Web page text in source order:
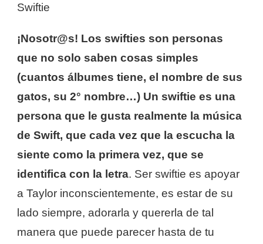
Swiftie
¡Nosotr@s! Los swifties son personas
que no solo saben cosas simples
(cuantos álbumes tiene, el nombre de sus
gatos, su 2° nombre…) Un swiftie es una
persona que le gusta realmente la música
de Swift, que cada vez que la escucha la
siente como la primera vez, que se
identifica con la letra. Ser swiftie es apoyar
a Taylor inconscientemente, es estar de su
lado siempre, adorarla y quererla de tal
manera que puede parecer hasta de tu